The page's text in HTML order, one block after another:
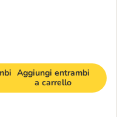
Aggiungi entrambi
a carrello